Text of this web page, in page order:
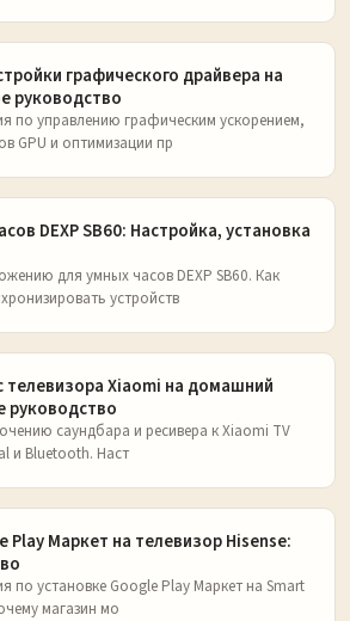
графического драйвера на
руководство
по управлению графическим ускорением,
GPU и оптимизации пр
DEXP SB60: Настройка, установка
для умных часов DEXP SB60. Как
устройств
телевизора Xiaomi на домашний
руководство
саундбара и ресивера к Xiaomi TV
и Bluetooth. Наст
Play Маркет на телевизор Hisense:
по установке Google Play Маркет на Smart
магазин мо